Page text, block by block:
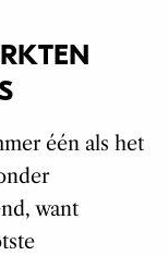
één als het
want